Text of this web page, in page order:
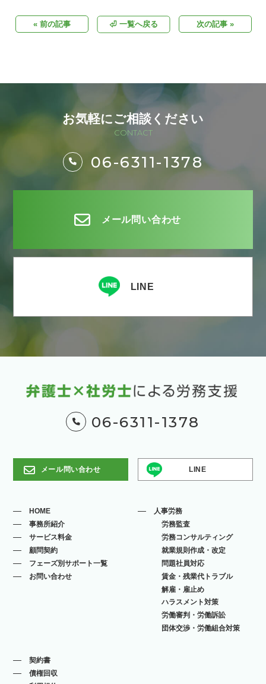
« 前の記事 ⏎ 一覧へ戻る 次の記事 »
お気軽にご相談ください
CONTACT
06-6311-1378
メール問い合わせ
LINE
06-6311-1378
メール問い合わせ LINE
HOME
事務所紹介
サービス料金
顧問契約
フェーズ別サポート一覧
お問い合わせ
人事労務
労務監査
労務コンサルティング
就業規則作成・改定
問題社員対応
賃金・残業代トラブル
解雇・雇止め
ハラスメント対策
労働審判・労働訴訟
団体交渉・労働組合対策
契約書
債権回収